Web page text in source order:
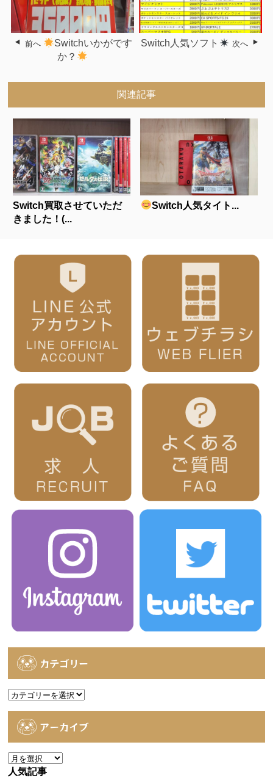
前へ
Switchいかがです
か？
Switch人気ソフト 次へ
関連記事
Switch買取させていただ
きました！(...
Switch人気タイト...
カテゴリー
カ
アーカイブ
ア
ー
人気記事